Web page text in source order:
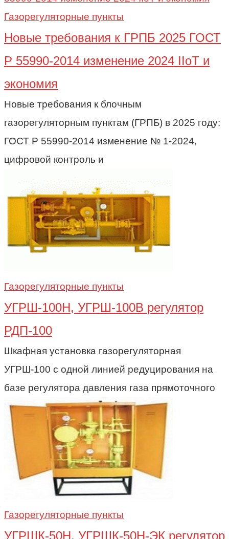
Газорегуляторные пункты
Новые требования к ГРПБ 2025 ГОСТ
Р 55990-2014 изменение 2024 IIoT и
экономия
Новые требования к блочным
газорегуляторным пунктам (ГРПБ) в 2025 году:
ГОСТ Р 55990-2014 изменение № 1-2024,
цифровой контроль и
Газорегуляторные пункты
УГРШ-100Н, УГРШ-100В регулятор
РДП-100
Шкафная установка газорегуляторная
УГРШ-100 с одной линией редуцирования на
базе регулятора давления газа прямоточного
Газорегуляторные пункты
УГРШК-50Н, УГРШК-50Н-ЭК регулятор